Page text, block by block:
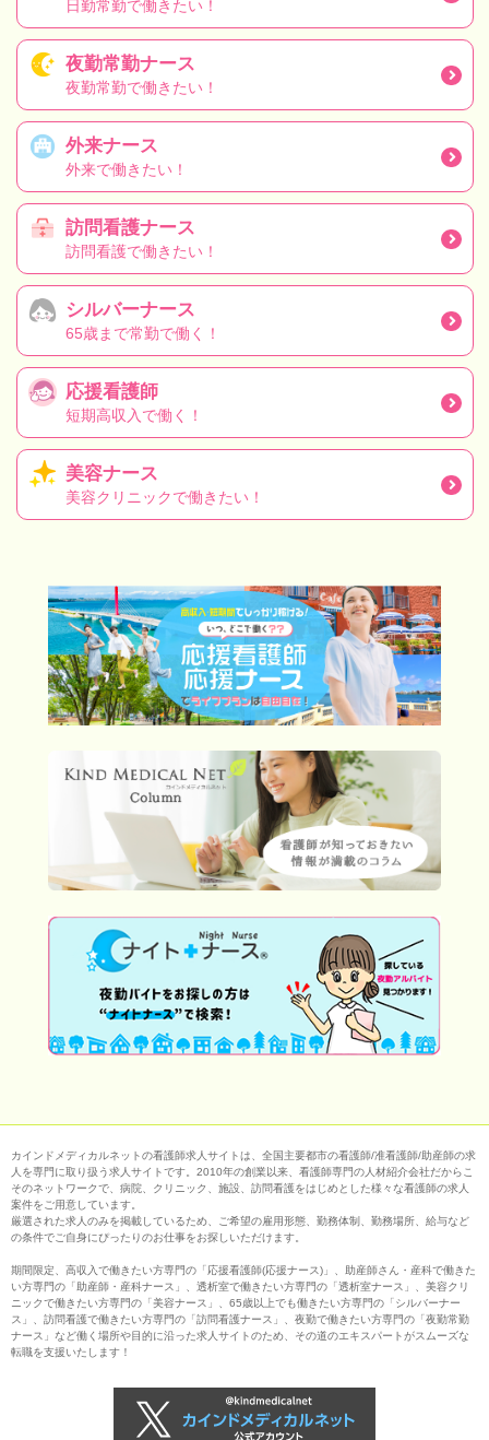
日勤常勤で働きたい！
夜勤常勤ナース
夜勤常勤で働きたい！
外来ナース
外来で働きたい！
訪問看護ナース
訪問看護で働きたい！
シルバーナース
65歳まで常勤で働く！
応援看護師
短期高収入で働く！
美容ナース
美容クリニックで働きたい！
カインドメディカルネットの看護師求人サイトは、全国主要都市の看護師/准看護師/助産師の求
人を専門に取り扱う求人サイトです。2010年の創業以来、看護師専門の人材紹介会社だからこ
そのネットワークで、病院、クリニック、施設、訪問看護をはじめとした様々な看護師の求人
案件をご用意しています。
厳選された求人のみを掲載しているため、ご希望の雇用形態、勤務体制、勤務場所、給与など
の条件でご自身にぴったりのお仕事をお探しいただけます。
期間限定、高収入で働きたい方専門の「応援看護師(応援ナース)」、助産師さん・産科で働きた
い方専門の「助産師・産科ナース」、透析室で働きたい方専門の「透析室ナース」、美容クリ
ニックで働きたい方専門の「美容ナース」、65歳以上でも働きたい方専門の「シルバーナー
ス」、訪問看護で働きたい方専門の「訪問看護ナース」、夜勤で働きたい方専門の「夜勤常勤
ナース」など働く場所や目的に沿った求人サイトのため、その道のエキスパートがスムーズな
転職を支援いたします！